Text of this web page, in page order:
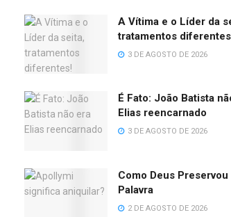
A Vítima e o Líder da
tratamentos
3 DE AGOSTO DE 2026
É Fato: João Batista
Elias reencarnado
3 DE AGOSTO DE 2026
Como Deus Preservou
Palavra
2 DE AGOSTO DE 2026